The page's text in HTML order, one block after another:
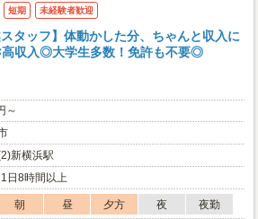
短期 未経験者歓迎
スタッフ】体動かした分、ちゃんと収入に
高収入◎大学生多数！免許も不要◎
～
新横浜駅
日8時間以上
朝 昼 夕方 夜
夜勤